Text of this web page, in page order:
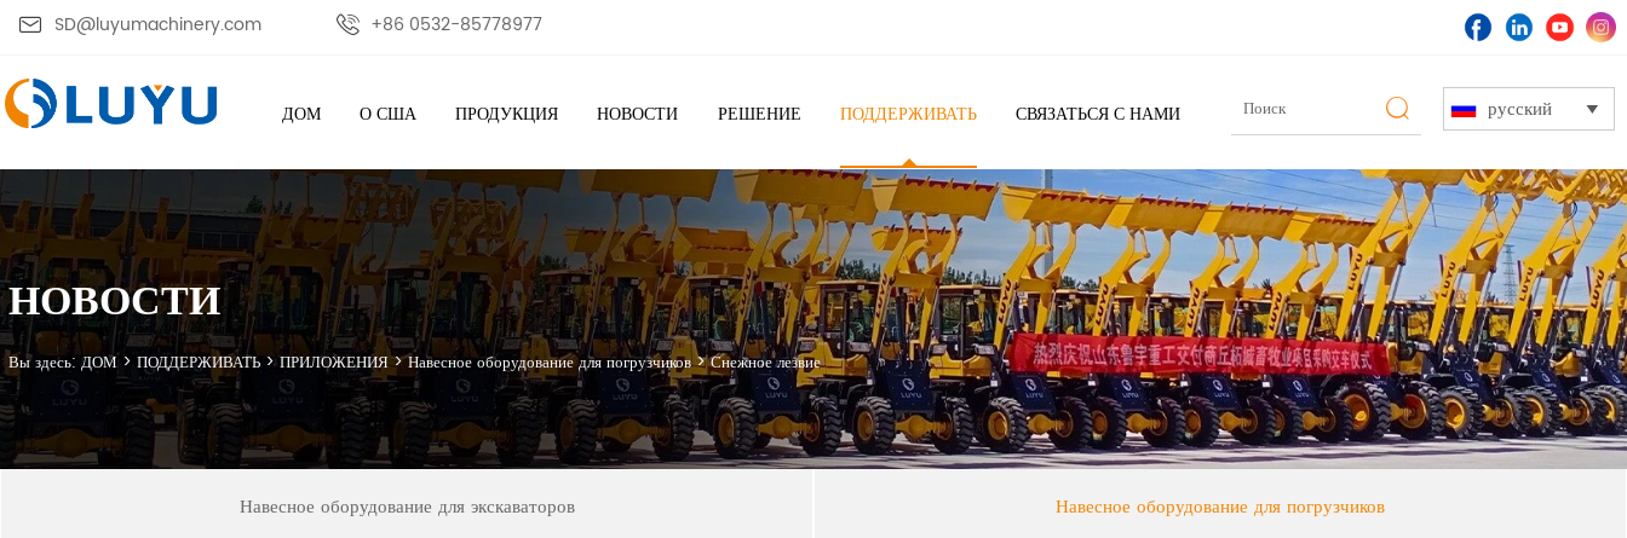
 SD@luyumachinery.com  +86 0532-85778977
ДОМ О США ПРОДУКЦИЯ НОВОСТИ РЕШЕНИЕ ПОДДЕРЖИВАТЬ СВЯЗАТЬСЯ С НАМИ  русский 
НОВОСТИ
Вы здесь: ДОМ> ПОДДЕРЖИВАТЬ>ПРИЛОЖЕНИЯ>Навесное оборудование для погрузчиков>Снежное лезвие
Навесное оборудование для экскаваторов Навесное оборудование для погрузчиков